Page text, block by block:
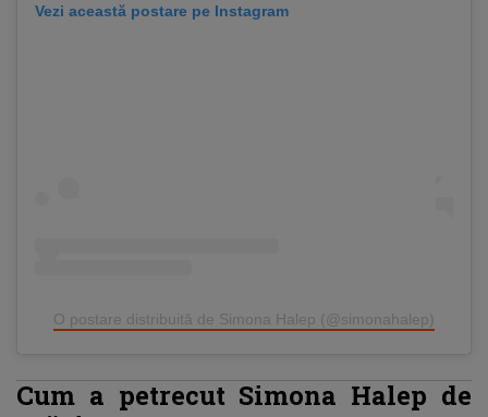
Vezi această postare pe Instagram
O postare distribuită de Simona Halep (@simonahalep)
Cum a petrecut Simona Halep de